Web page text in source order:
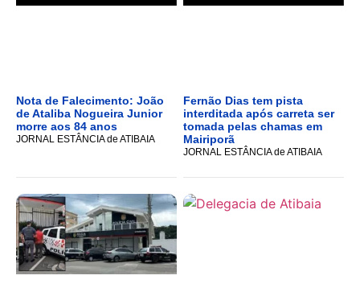
Nota de Falecimento: João
de Ataliba Nogueira Junior
morre aos 84 anos
JORNAL ESTÂNCIA de ATIBAIA
Fernão Dias tem pista
interditada após carreta ser
tomada pelas chamas em
Mairiporã
JORNAL ESTÂNCIA de ATIBAIA